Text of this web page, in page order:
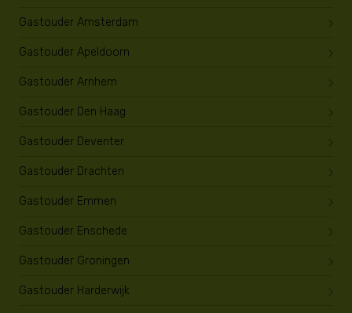
Gastouder Amsterdam
Gastouder Apeldoorn
Gastouder Arnhem
Gastouder Den Haag
Gastouder Deventer
Gastouder Drachten
Gastouder Emmen
Gastouder Enschede
Gastouder Groningen
Gastouder Harderwijk